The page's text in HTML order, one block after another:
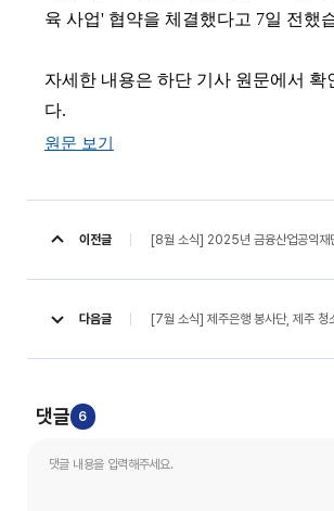
육 사업' 협약을 체결했다고 7일 전했
자세한 내용은 하단 기사 원문에서 확
다.
원문 보기
이전글
다음글
댓글 6